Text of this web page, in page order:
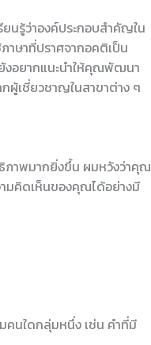
ยนรู้ว่าองค์ประกอบสำคัญใน
าษาที่ปราศจากอคติเป็น
งอยากแนะนำให้คุณพัฒนา
ผู้เชี่ยวชาญในสาขาต่าง ๆ
ภาพมากยิ่งขึ้น ผมหวังว่าคุณ
ามคิดเห็นของคุณได้อย่างมี
คนใดกลุ่มหนึ่ง เช่น คำที่มี